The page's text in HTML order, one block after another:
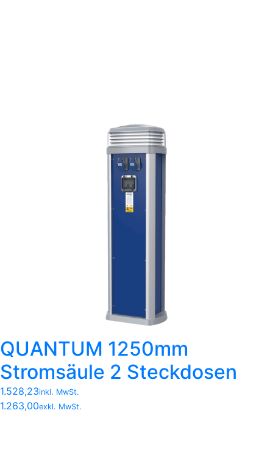
QUANTUM 1250mm
Stromsäule 2 Steckdosen
1.528,23inkl. MwSt.
1.263,00exkl. MwSt.